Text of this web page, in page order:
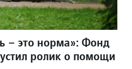
– это норма»: Фонд
ролик о помощи